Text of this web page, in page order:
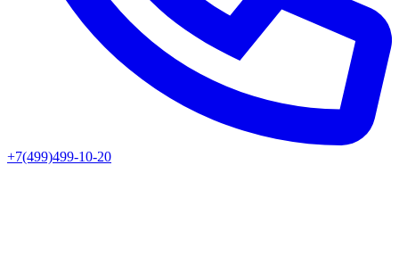
+7(499)499-10-20